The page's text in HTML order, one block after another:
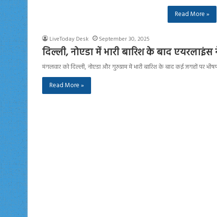
Read More »
LiveToday Desk September 30, 2025
दिल्ली, नोएडा में भारी बारिश के बाद एयरलाइंस
मंगलवार को दिल्ली, नोएडा और गुरुग्राम में भारी बारिश के बाद कई जगहों पर
Read More »